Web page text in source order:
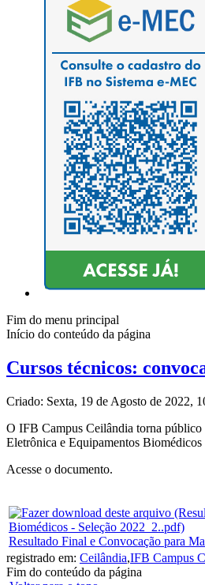
Fim do menu principal
Início do conteúdo da página
Cursos técnicos:
Criado: Sexta, 19 de Agosto de 2022,
O IFB Campus Ceilândia torna público
Eletrônica e Equipamentos Biomédicos
Acesse o documento.
Resultado Final e Convocação para
registrado em: Ceilândia,IFB Campus
Fim do conteúdo da página